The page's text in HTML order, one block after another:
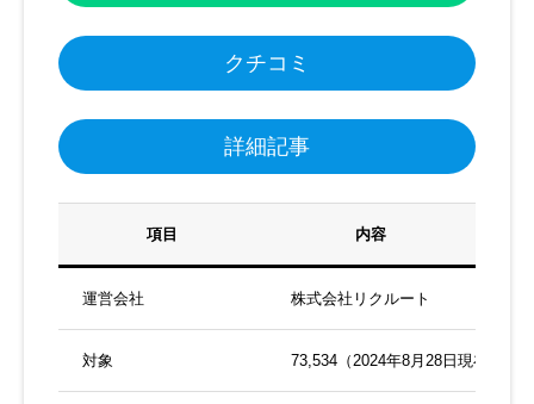
クチコミ
詳細記事
項目 内容
運営会社 株式会社リクルート
対象 73,534（2024年8月28日現在）